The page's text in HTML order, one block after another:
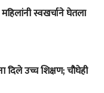
स्वखर्चाने घेतला
दिले उच्च शिक्षण; चौघेही